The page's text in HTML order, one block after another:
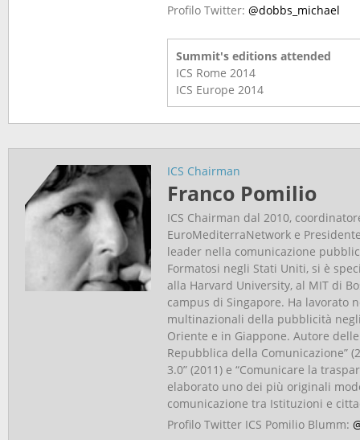
Profilo Twitter: @dobbs_michael
Summit's editions attended
ICS Rome 2014
ICS Europe 2014
ICS Chairman
Franco Pomilio
ICS Chairman dal 2010,
EuroMediterraNetwork e
leader nella comunicazione
Formatosi negli Stati Uniti, si è
alla Harvard University, al MIT di
campus di Singapore. Ha lavorato
multinazionali della pubblicità
Oriente e in Giappone. Autore
Repubblica della Comunicazione”
3.0” (2011) e “Comunicare la
elaborato uno dei più originali
comunicazione tra Istituzioni e
Profilo Twitter ICS Pomilio Blumm: